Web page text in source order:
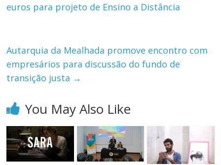
euros para projeto de Ensino a Distância
Autarquia da Mealhada promove encontro com
empresários para discussão do fundo de
transição justa →
You May Also Like